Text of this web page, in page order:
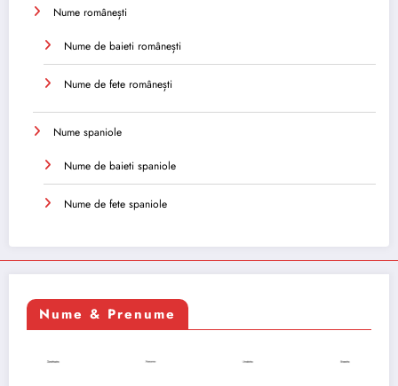
Nume românești
Nume de baieti românești
Nume de fete românești
Nume spaniole
Nume de baieti spaniole
Nume de fete spaniole
Nume & Prenume